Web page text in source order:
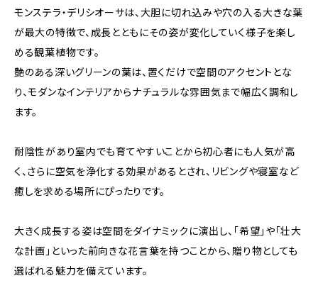
モンステラ・デリシオーサは、大胆に切れ込みや穴の入る大きな葉
が最大の特徴で、成長とともにその姿が変化していく様子を楽し
める観葉植物です。
艶のある深いグリーンの葉は、置くだけで空間のアクセントとな
り、モダンなインテリアからナチュラルな雰囲気まで幅広く調和し
ます。
耐陰性があり室内でも育てやすいことから初心者にも人気が高
く、さらに空気を浄化する効果があるとされ、リビングや寝室など
癒しを求める場所にぴったりです。
大きく成長する姿は空間をダイナミックに演出し、「希望」や「壮大
な計画」といった前向きな花言葉を持つことから、贈り物としても
選ばれる魅力を備えています。